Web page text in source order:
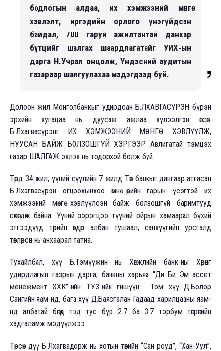
бодлогын алдаа, их хэмжээний мөнгө
хэвлэлт, иргэдийн орлого үнэгүйдсэн
байдал, 700 гаруй ажилтантай данхар
бүтцийг шалгах шаардлагатайг УИХ-ын
дарга Н.Учрал онцолж, Үндэсний аудитын
газараар шалгуулахаа мэдэгдээд буй.
Долоон жил Монголбанкыг удирдсан Б.ЛХАВГАСҮРЭН бүрэн
эрхийн хугацаа нь дуусаж ажлаа хүлээлгэн өгсөн.
Б.Лхагвасүрэнг ИХ ХЭМЖЭЭНИЙ МӨНГӨ ХЭВЛҮҮЛЖ,
НУУСАН БАЙЖ БОЛЗОШГҮЙ ХЭРГЭЭР Авлигатай тэмцэх
газар ШАЛГАЖ эхлэх нь тодорхой болж буй.
Төрд 34 жил, үүний сүүлийн 7 жилд Төв банкыг дангаар атгасан
Б.Лхагвасүрэн огцрохынхоо өмнө өөрийн гарын үсэгтэй их
хэмжээний мөнгө хэвлүүлсэн байж болзошгүй баримтууд
сөхөгдөж байна. Үүний зэрэгцээ түүний ойрын хамаарал бүхий
этгээдүүд төрийн өндөр албан тушаал, санхүүгийн урсгалд
төвлөрсөн нь анхаарал татна.
Тухайлбал, хүү Б.Тэмүүжин нь Хөгжлийн банк-ны Хөрөнгө
удирдлагын газрын дарга, банкны харьяа “Ди Би Эм ассет
менежмент ХХК”-ийн ТУЗ-ийн гишүүн. Том хүү Д.Болор
Сангийн яам-нд, бага хүү Д.Баясгалан Гадаад харилцааны яам-
нд албатай бөгөөд тэд тус бүр 2.7 ба 3.7 тэрбум төгрөгийн
хадгаламж мэдүүлжээ.
Төрсөн дүү Б.Лхагвадорж нь хотын төвийн “Сан роуд”, “Хан-Уул”,